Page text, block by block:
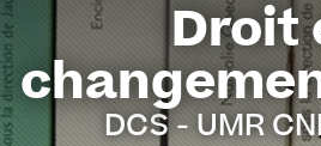
Droit
DCS - UMR